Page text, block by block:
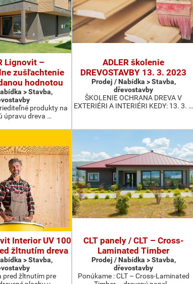
Lignovit –
zušľachtenie
hodnotou
> Stavba,
produkty na
úpravu dreva …
ADLER školenie
DREVOSTAVBY 13. 3. 2023
Prodej / Nabídka > Stavba,
dřevostavby
ŠKOLENIE OCHRANA DREVA V
EXTERIÉRI A INTERIÉRI KEDY: 13. 3. …
Interior UV 100
žltnutím dreva
> Stavba,
pred žltnutím pre
CLT panely / CLT – Cross-
Laminated Timber
Prodej / Nabídka > Stavba,
dřevostavby
Ponúkame : CLT – Cross-Laminated